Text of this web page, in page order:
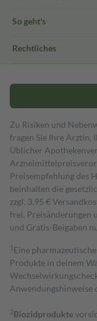
So geht's
Rechtliches
Zu Risiken und
fragen Sie Ihre Ärztin,
Üblicher
Preisempfehlung des
beinhalten die
zzgl. 3,95 €
frei. Preisänderungen
und Gratis-Beigaben
1 Eine
Produkte in deinem
Anwendungshinweise
2Biozidprodukte